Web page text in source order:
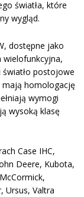
światła, które
wygląd.
dostępne jako
wielofunkcyjna,
światło postojowe
mają homologację
wymogi
wysoką klasę
Case IHC,
Deere, Kubota,
Ursus, Valtra